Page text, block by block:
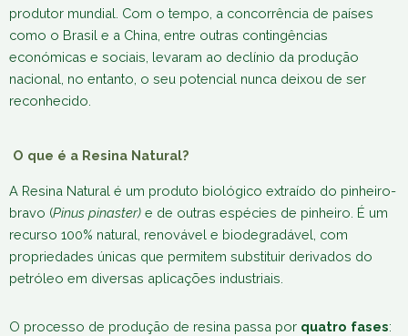
produtor mundial. Com o tempo, a concorrência de países
como o Brasil e a China, entre outras contingências
económicas e sociais, levaram ao declínio da produção
nacional, no entanto, o seu potencial nunca deixou de ser
reconhecido.
O que é a Resina Natural?
A Resina Natural é um produto biológico extraído do pinheiro-
bravo (Pinus pinaster) e de outras espécies de pinheiro. É um
recurso 100% natural, renovável e biodegradável, com
propriedades únicas que permitem substituir derivados do
petróleo em diversas aplicações industriais.
O processo de produção de resina passa por quatro fases: